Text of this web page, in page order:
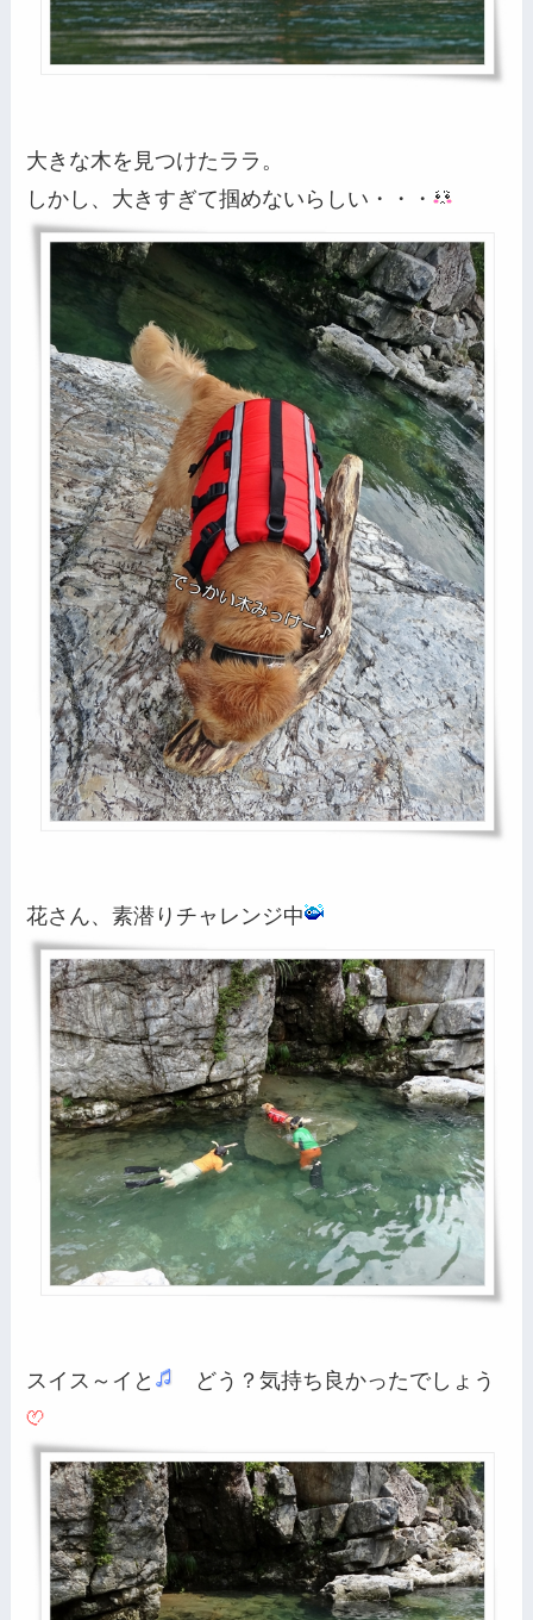
大きな木を見つけたララ。
しかし、大きすぎて掴めないらしい・・・
花さん、素潜りチャレンジ中
スイス～イと どう？気持ち良かったでしょう